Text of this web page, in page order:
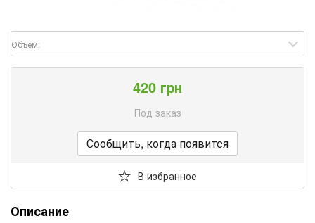
Объем:
420 грн
Под заказ
Сообщить, когда появится
В избранное
Описание